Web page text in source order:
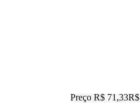
Preço R$ 71,33R$